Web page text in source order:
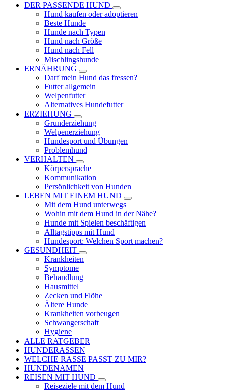
DER PASSENDE HUND
Hund kaufen oder adoptieren
Beste Hunde
Hunde nach Typen
Hund nach Größe
Hund nach Fell
Mischlingshunde
ERNÄHRUNG
Darf mein Hund das fressen?
Futter allgemein
Welpenfutter
Alternatives Hundefutter
ERZIEHUNG
Grunderziehung
Welpenerziehung
Hundesport und Übungen
Problemhund
VERHALTEN
Körpersprache
Kommunikation
Persönlichkeit von Hunden
LEBEN MIT EINEM HUND
Mit dem Hund unterwegs
Wohin mit dem Hund in der Nähe?
Hunde mit Spielen beschäftigen
Alltagstipps mit Hund
Hundesport: Welchen Sport machen?
GESUNDHEIT
Krankheiten
Symptome
Behandlung
Hausmittel
Zecken und Flöhe
Ältere Hunde
Krankheiten vorbeugen
Schwangerschaft
Hygiene
ALLE RATGEBER
HUNDERASSEN
WELCHE RASSE PASST ZU MIR?
HUNDENAMEN
REISEN MIT HUND
Reiseziele mit dem Hund